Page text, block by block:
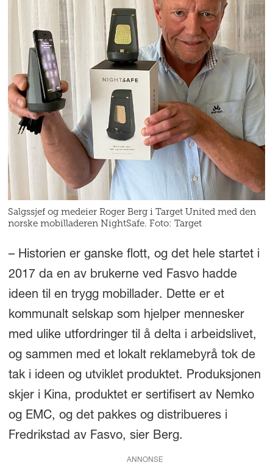
Salgssjef og medeier Roger Berg i Target United med den
norske mobilladeren NightSafe. Foto: Target
– Historien er ganske flott, og det hele startet i
2017 da en av brukerne ved Fasvo hadde
ideen til en trygg mobillader. Dette er et
kommunalt selskap som hjelper mennesker
med ulike utfordringer til å delta i arbeidslivet,
og sammen med et lokalt reklamebyrå tok de
tak i ideen og utviklet produktet. Produksjonen
skjer i Kina, produktet er sertifisert av Nemko
og EMC, og det pakkes og distribueres i
Fredrikstad av Fasvo, sier Berg.
ANNONSE